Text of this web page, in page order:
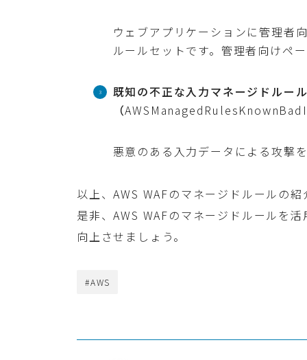
ウェブアプリケーションに管理者
ルールセットです。管理者向けペ
既知の不正な入力マネージドルー
（
悪意のある入力データによる攻撃
以上、AWS WAFのマネージドルールの
是非、AWS WAFのマネージドルールを
向上させましょう。
#AWS